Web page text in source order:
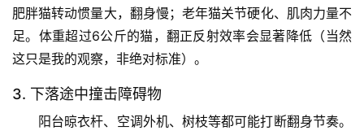
自
然
万
物
肥胖猫转动惯量大，翻身慢；老年猫关节硬化、肌肉力量不
足。 体重超过6公斤的猫，翻正反射效率会显著降低（当然
这只是我的观察，非绝对标准）。
3. 下落途中撞击障碍物
阳台晾衣杆、空调外机、树枝等都可能打断翻身节奏。